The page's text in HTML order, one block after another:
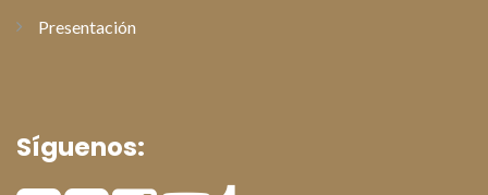
Presentación
Síguenos: